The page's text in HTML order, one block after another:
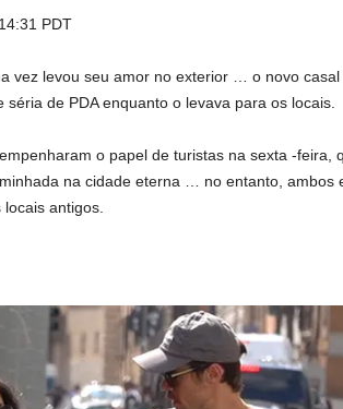
PDT
vez levou seu amor no exterior … o novo casal
de PDA enquanto o levava para os locais.
o papel de turistas na sexta -feira,
na cidade eterna … no entanto, ambos
antigos.